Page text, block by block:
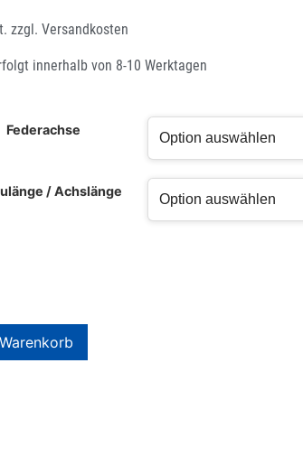
zzgl. Versandkosten
innerhalb von 8-10 Werktagen
Federachse
/ Achslänge